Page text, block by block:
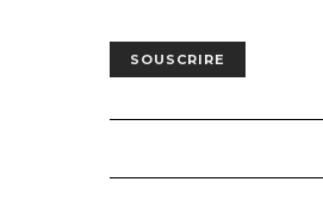
SOUSCRIRE